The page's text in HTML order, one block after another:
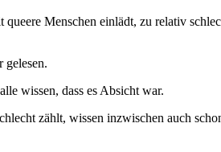
Menschen einlädt, zu relativ
gelesen.
wissen, dass es Absicht war.
zählt, wissen inzwischen auch